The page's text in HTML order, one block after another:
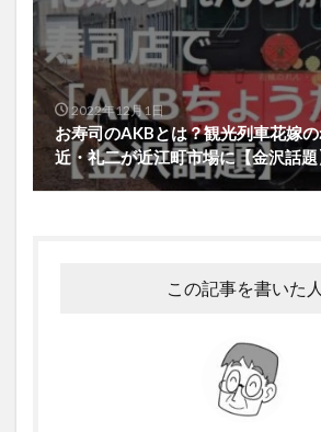
2022年12月1日
お寿司のAKBとは？観光列車花嫁
近・礼二が近江町市場に【金沢話題
この記事を書いた人